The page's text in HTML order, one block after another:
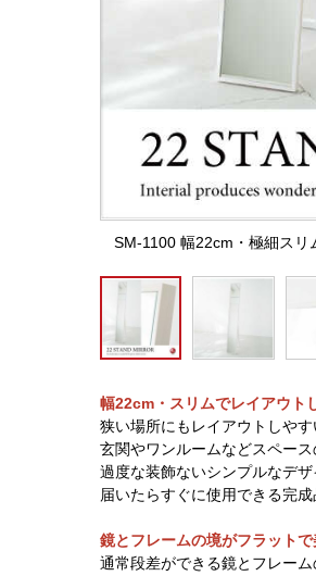
SM-1100 幅22cm・極細ス
幅22cm・スリムでレイアウト
狭い場所にもレイアウトしやす
玄関やワンルームなどスペー
過度な装飾ないシンプルなデ
届いたらすぐに使用できる完
鏡とフレームの境がフラット
通常段差ができる鏡とフレー